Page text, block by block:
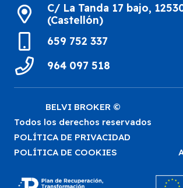
C/ La Tanda 17 bajo,
(Castellón)
659 752 337
964 097 518
BELVI BROKER ©
Todos los derechos reservados
POLÍTICA DE PRIVACIDAD
POLÍTICA DE COOKIES